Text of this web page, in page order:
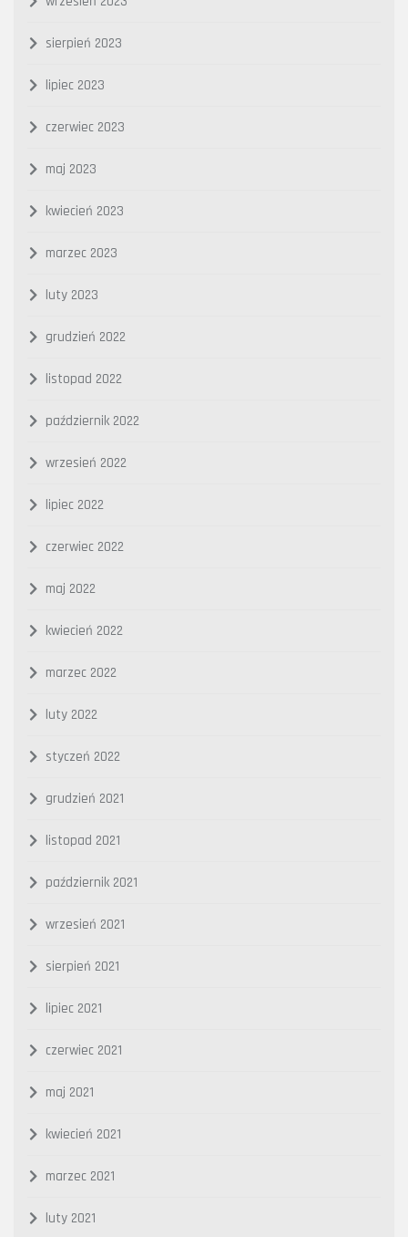
sierpień 2023
lipiec 2023
czerwiec 2023
maj 2023
kwiecień 2023
marzec 2023
luty 2023
grudzień 2022
listopad 2022
październik 2022
wrzesień 2022
lipiec 2022
czerwiec 2022
maj 2022
kwiecień 2022
marzec 2022
luty 2022
styczeń 2022
grudzień 2021
listopad 2021
październik 2021
wrzesień 2021
sierpień 2021
lipiec 2021
czerwiec 2021
maj 2021
kwiecień 2021
marzec 2021
luty 2021